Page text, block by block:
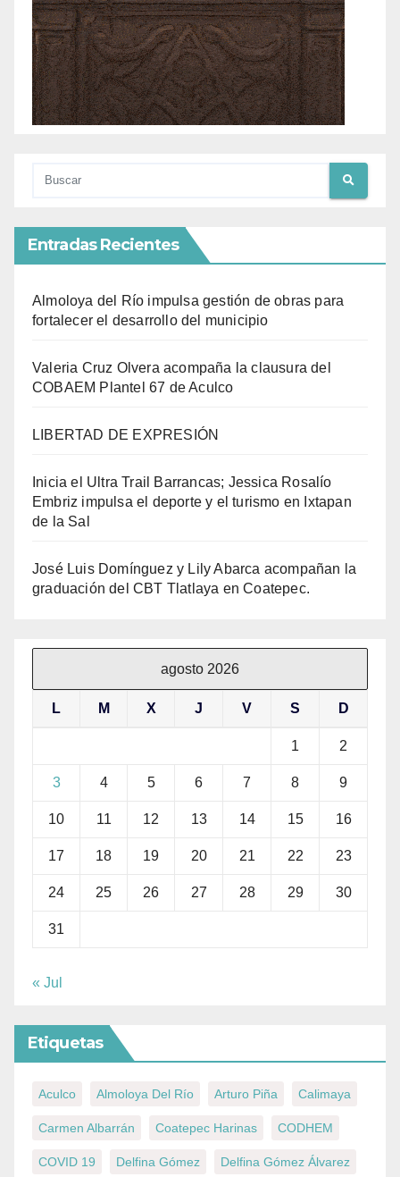
Entradas Recientes
Almoloya del Río impulsa gestión de obras para
fortalecer el desarrollo del municipio
Valeria Cruz Olvera acompaña la clausura del
COBAEM Plantel 67 de Aculco
LIBERTAD DE EXPRESIÓN
Inicia el Ultra Trail Barrancas; Jessica Rosalío
Embriz impulsa el deporte y el turismo en Ixtapan
de la Sal
José Luis Domínguez y Lily Abarca acompañan la
graduación del CBT Tlatlaya en Coatepec.
agosto 2026
L M X J V S D
1 2
3 4 5 6 7 8 9
10 11 12 13 14 15 16
17 18 19 20 21 22 23
24 25 26 27 28 29 30
31
« Jul
Etiquetas
Aculco Almoloya Del Río Arturo Piña Calimaya
Carmen Albarrán Coatepec Harinas CODHEM
COVID 19 Delfina Gómez Delfina Gómez Álvarez